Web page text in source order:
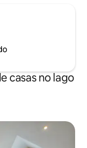
casas no lago